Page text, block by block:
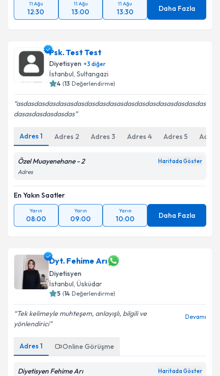
11 Ağu
12:30
11 Ağu
13:00
11 Ağu
13:30 Daha Fazla
Psk. Test Test
Diyetisyen +3 diğer
İstanbul, Sultangazi
4 (13 Değerlendirme)
asdasdasdasdasasdasdasdasdasasdasdasdasdasasdasdasdas
dasasdasdasdasdas
Adres 1 Adres 2 Adres 3 Adres 4 Adres 5 Adres
Özel Muayenehane - 2 Haritada Göster
Adres
En Yakın Saatler
Yarın
08:00
Yarın
09:00
Yarın
10:00 Daha Fazla
Dyt. Fehime Arı
Diyetisyen
İstanbul, Üsküdar
5 (14 Değerlendirme)
Tek kelimeyle muhteşem, anlayışlı, bilgili ve
yönlendirici
Devamı
Adres 1 Online Görüşme
Diyetisyen Fehime Arı Haritada Göster